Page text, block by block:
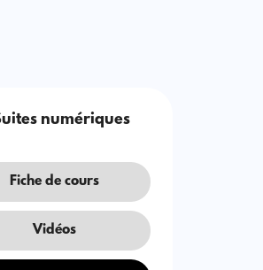
numériques
Fiche de cours
Vidéos